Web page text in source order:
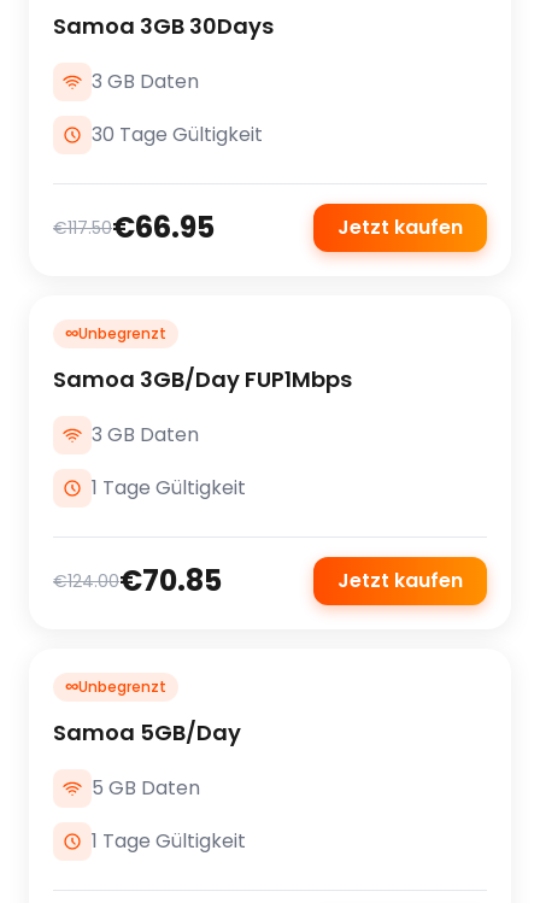
Samoa 3GB 30Days
3 GB Daten
30 Tage Gültigkeit
€117.50€66.95 Jetzt kaufen
∞Unbegrenzt
Samoa 3GB/Day FUP1Mbps
3 GB Daten
1 Tage Gültigkeit
€124.00€70.85 Jetzt kaufen
∞Unbegrenzt
Samoa 5GB/Day
5 GB Daten
1 Tage Gültigkeit